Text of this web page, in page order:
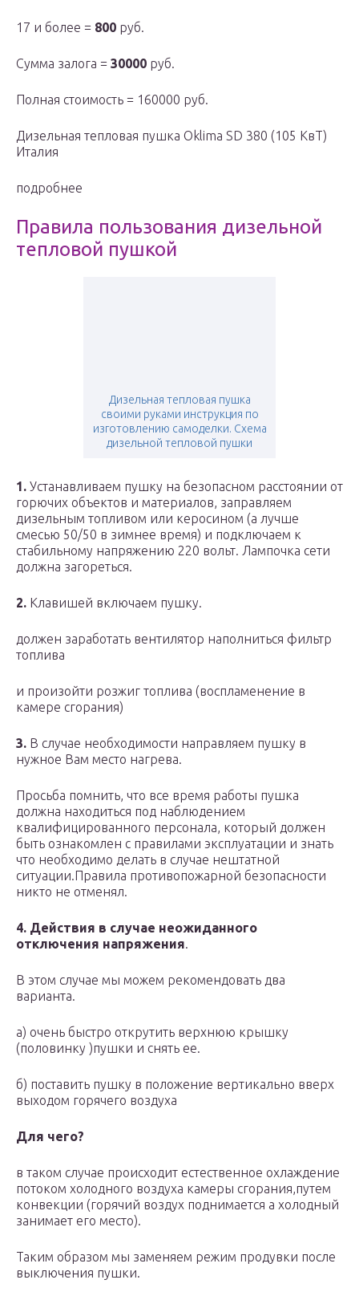
17 и более = 800 руб.
Сумма залога = 30000 руб.
Полная стоимость = 160000 руб.
Дизельная тепловая пушка Oklima SD 380 (105 КвТ)
Италия
подробнее
Правила пользования дизельной
тепловой пушкой
Дизельная тепловая пушка
своими руками инструкция по
изготовлению самоделки. Схема
дизельной тепловой пушки
1. Устанавливаем пушку на безопасном расстоянии от
горючих объектов и материалов, заправляем
дизельным топливом или керосином (а лучше
смесью 50/50 в зимнее время) и подключаем к
стабильному напряжению 220 вольт. Лампочка сети
должна загореться.
2. Клавишей включаем пушку.
должен заработать вентилятор наполниться фильтр
топлива
и произойти розжиг топлива (воспламенение в
камере сгорания)
3. В случае необходимости направляем пушку в
нужное Вам место нагрева.
Просьба помнить, что все время работы пушка
должна находиться под наблюдением
квалифицированного персонала, который должен
быть ознакомлен с правилами эксплуатации и знать
что необходимо делать в случае нештатной
ситуации.Правила противопожарной безопасности
никто не отменял.
4. Действия в случае неожиданного
отключения напряжения.
В этом случае мы можем рекомендовать два
варианта.
а) очень быстро открутить верхнюю крышку
(половинку )пушки и снять ее.
б) поставить пушку в положение вертикально вверх
выходом горячего воздуха
Для чего?
в таком случае происходит естественное охлаждение
потоком холодного воздуха камеры сгорания,путем
конвекции (горячий воздух поднимается а холодный
занимает его место).
Таким образом мы заменяем режим продувки после
выключения пушки.